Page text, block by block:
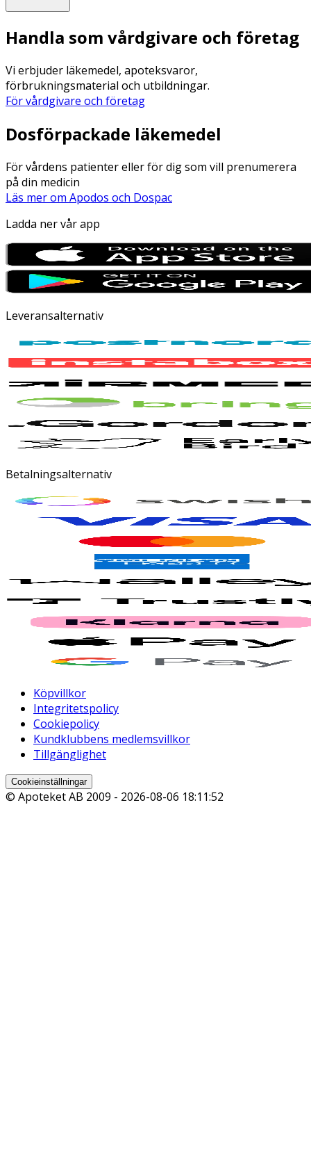
Handla som vårdgivare och företag
Vi erbjuder läkemedel, apoteksvaror,
förbrukningsmaterial och utbildningar.
För vårdgivare och företag
Dosförpackade läkemedel
För vårdens patienter eller för dig som vill prenumerera
på din medicin
Läs mer om Apodos och Dospac
Ladda ner vår app
Leveransalternativ
Betalningsalternativ
Köpvillkor
Integritetspolicy
Cookiepolicy
Kundklubbens medlemsvillkor
Tillgänglighet
Cookieinställningar
© Apoteket AB 2009 - 2026-08-06 18:11:52